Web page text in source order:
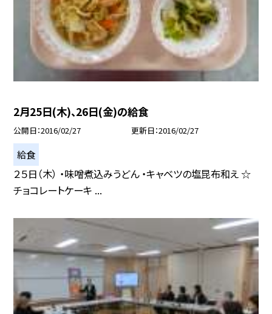
2月25日(木)、26日(金)の給食
公開日 2016/02/27 更新日 2016/02/27
給食
２５日（木） ・味噌煮込みうどん ・キャベツの塩昆布和え ☆
チョコレートケーキ ...